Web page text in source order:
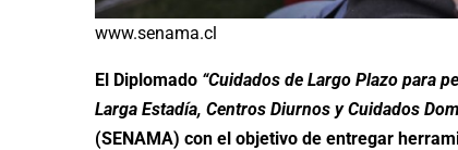
www.senama.cl
El Diplomado “Cuidados de Largo Plazo para
Larga Estadía, Centros Diurnos y Cuidados
(SENAMA) con el objetivo de entregar